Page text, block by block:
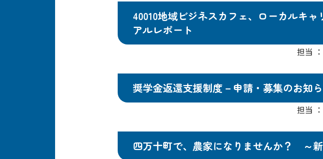
40010地域ビジネスカフェ、ローカルキ
アルレポート
担当
奨学金返還支援制度－申請・募集のお知
担当
四万十町で、農家になりませんか？ ～